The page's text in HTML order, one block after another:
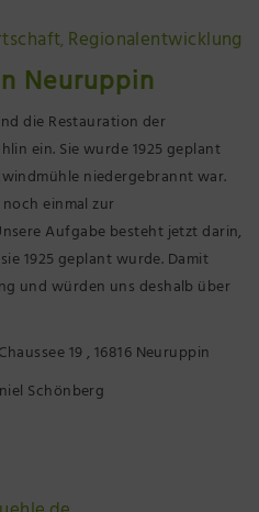
Neuruppin
Wustrau
Dosse
, Regionalentwicklung
Neuruppin
die Restauration der
ein. Sie wurde 1925 geplant
niedergebrannt war.
einmal zur
Aufgabe besteht jetzt darin,
1925 geplant wurde. Damit
und würden uns deshalb über
19 , 16816 Neuruppin
Schönberg